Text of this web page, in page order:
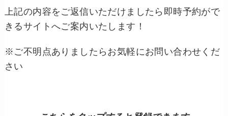
上記の内容をご返信いただけましたら即時予約がで
きるサイトへご案内いたします！
※ご不明点ありましたらお気軽にお問い合わせくだ
さい